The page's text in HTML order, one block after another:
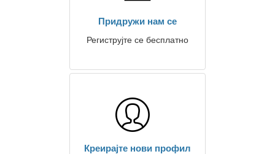
Придружи нам се
Региструјте се бесплатно
Креирајте нови профил